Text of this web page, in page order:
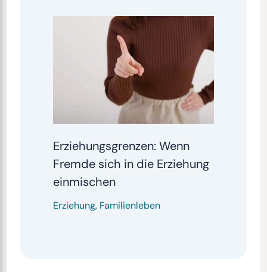
Erziehungsgrenzen: Wenn
Fremde sich in die Erziehung
einmischen
Erziehung, Familienleben